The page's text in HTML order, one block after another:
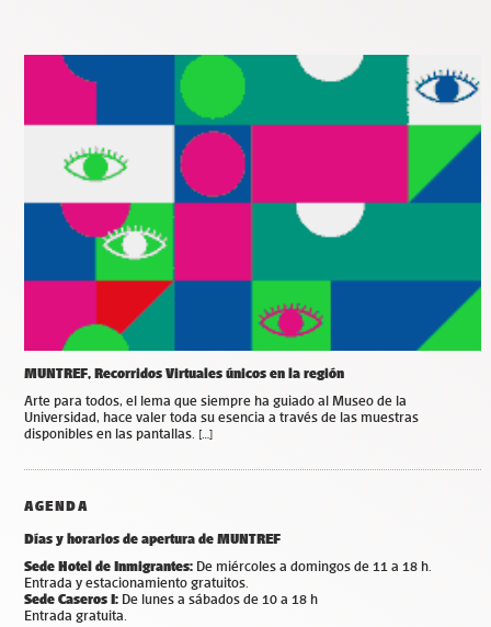
MUNTREF, Recorridos Virtuales únicos en la región
Arte para todos, el lema que siempre ha guiado al Museo de la
Universidad, hace valer toda su esencia a través de las muestras
disponibles en las pantallas. […]
AGENDA
Días y horarios de apertura de MUNTREF
Sede Hotel de Inmigrantes: De miércoles a domingos de 11 a 18 h.
Entrada y estacionamiento gratuitos.
Sede Caseros I: De lunes a sábados de 10 a 18 h
Entrada gratuita.